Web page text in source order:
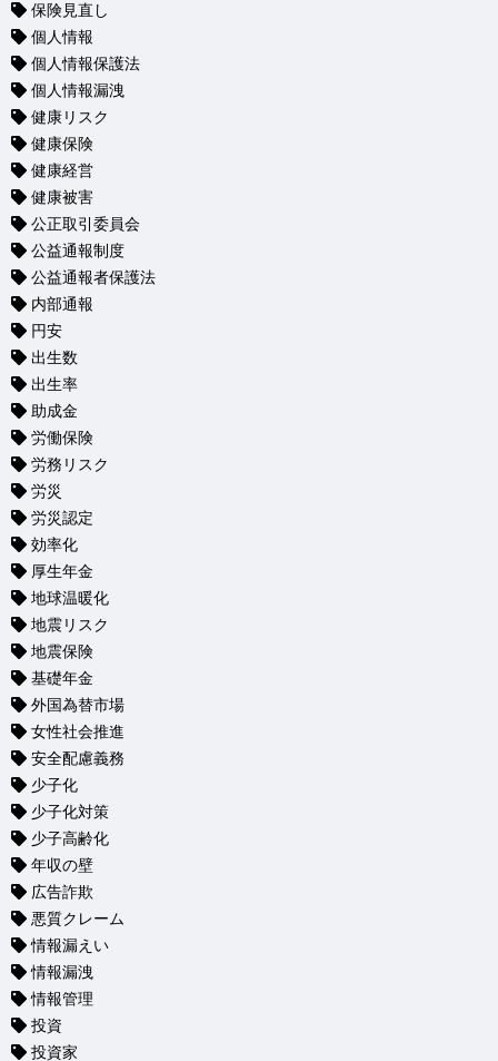
保険見直し
個人情報
個人情報保護法
個人情報漏洩
健康リスク
健康保険
健康経営
健康被害
公正取引委員会
公益通報制度
公益通報者保護法
内部通報
円安
出生数
出生率
助成金
労働保険
労務リスク
労災
労災認定
効率化
厚生年金
地球温暖化
地震リスク
地震保険
基礎年金
外国為替市場
女性社会推進
安全配慮義務
少子化
少子化対策
少子高齢化
年収の壁
広告詐欺
悪質クレーム
情報漏えい
情報漏洩
情報管理
投資
投資家